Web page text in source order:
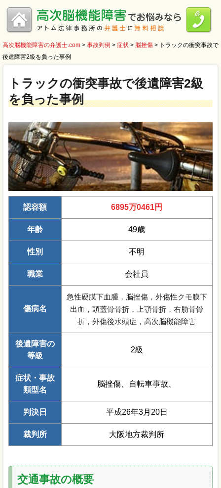
高次脳機能障害の弁護士.com > 事故判例 > 症状 > 脳挫傷 > トラックの衝突事故で
後遺障害2級を負った事例
トラックの衝突事故で後遺障害2級
を負った事例
認容額 6895万0461円
年齢 49歳
性別 不明
職業 会社員
傷病名
急性硬膜下血腫，脳挫傷，外傷性クモ膜下
出血，頭蓋骨骨折，上顎骨折，右肋骨骨
折，外傷後水頭症，高次脳機能障害
後遺障害の
等級
2級
症状・事故
類型名
脳挫傷、自転車事故、
判決日 平成26年3月20日
裁判所 大阪地方裁判所
交通事故の概要